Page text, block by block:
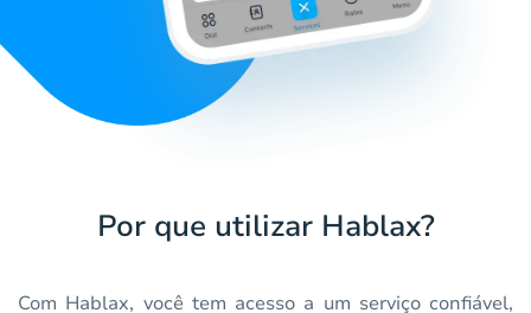
Por que utilizar Hablax?
Com Hablax, você tem acesso a um serviço confiável,